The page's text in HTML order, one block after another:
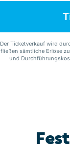
Der Ticketverkauf wird
fließen sämtliche Erlöse
und